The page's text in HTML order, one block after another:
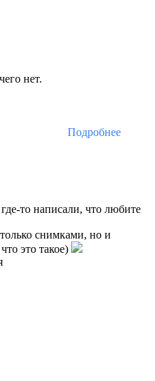
нет.
Подробнее
то написали, что любите
снимками, но и
это такое)